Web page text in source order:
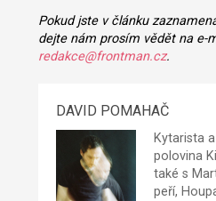
Pokud jste v článku
dejte nám prosím vědět na e-
redakce@frontman.cz.
DAVID POMAHAČ
Kytarista
polovina
také s
peří,